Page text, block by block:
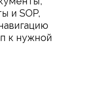
именно